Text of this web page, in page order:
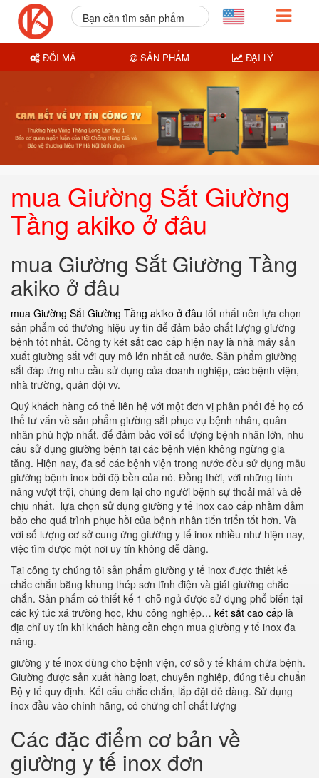
mua Giường Sắt Giường
Tầng akiko ở đâu
mua Giường Sắt Giường Tầng
akiko ở đâu
mua Giường Sắt Giường Tầng akiko ở đâu tốt nhất nên lựa chọn
sản phẩm có thương hiệu uy tín để đảm bảo chất lượng giường
bệnh tốt nhất. Công ty két sắt cao cấp hiện nay là nhà máy sản
xuất giường sắt với quy mô lớn nhất cả nước. Sản phẩm giường
sắt đáp ứng nhu cầu sử dụng của doanh nghiệp, các bệnh viện,
nhà trường, quân đội vv.
Quý khách hàng có thể liên hệ với một đơn vị phân phối để họ có
thể tư vấn về sản phẩm giường sắt phục vụ bệnh nhân, quân
nhân phù hợp nhất. để đảm bảo với số lượng bệnh nhân lớn, nhu
cầu sử dụng giường bệnh tại các bệnh viện không ngừng gia
tăng. Hiện nay, đa số các bệnh viện trong nước đều sử dụng mẫu
giường bệnh inox bởi độ bền của nó. Đồng thời, với những tính
năng vượt trội, chúng đem lại cho người bệnh sự thoải mái và dễ
chịu nhất. lựa chọn sử dụng giường y tế inox cao cấp nhằm đảm
bảo cho quá trình phục hồi của bệnh nhân tiến triển tốt hơn. Và
với số lượng cơ sở cung ứng giường y tế inox nhiều như hiện nay,
việc tìm được một nơi uy tín không dễ dàng.
Tại công ty chúng tôi sản phẩm giường y tế inox được thiết kế
chắc chắn bằng khung thép sơn tĩnh điện và giát giường chắc
chắn. Sản phẩm có thiết kế 1 chỗ ngủ được sử dụng phổ biến tại
các ký túc xá trường học, khu công nghiệp… két sắt cao cấp là
địa chỉ uy tín khi khách hàng cần chọn mua giường y tế inox đa
năng.
giường y tế inox dùng cho bệnh viện, cơ sở y tế khám chữa bệnh.
Giường được sản xuất hàng loạt, chuyên nghiệp, đúng tiêu chuẩn
Bộ y tế quy định. Kết cấu chắc chắn, lắp đặt dễ dàng. Sử dụng
inox đầu vào chính hãng, có chứng chỉ chất lượng
Các đặc điểm cơ bản về
giường y tế inox đơn
Bạn cần tìm sản phẩm
ĐỔI MÃ SẢN PHẨM ĐẠI LÝ